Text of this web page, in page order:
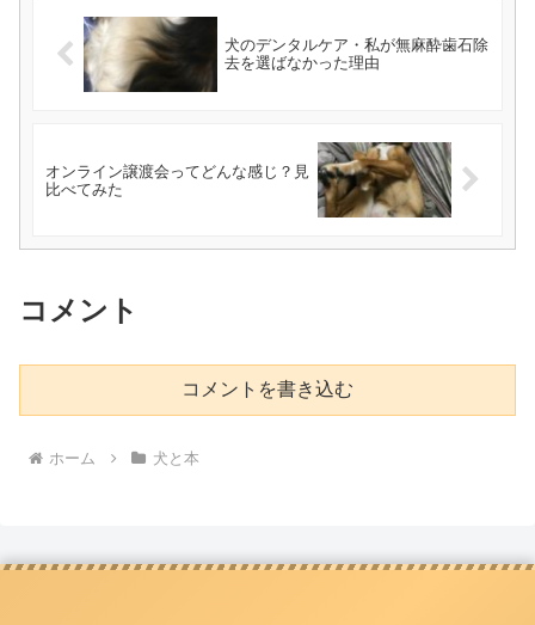
犬のデンタルケア・私が無麻酔歯石除
去を選ばなかった理由
オンライン譲渡会ってどんな感じ？見
比べてみた
コメント
コメントを書き込む
ホーム 犬と本